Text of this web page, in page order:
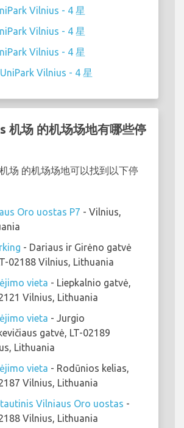
Vilnius - 4 星
Vilnius - 4 星
Vilnius - 4 星
UniPark Vilnius - 4 星
机场 的机场场地有哪些停
场 的机场场地可以找到以下停
Oro uostas P7 - Vilnius,
- Dariaus ir Girėno gatvė
02188 Vilnius, Lithuania
vieta - Liepkalnio gatvė,
Vilnius, Lithuania
vieta - Jurgio
gatvė, LT-02189
Lithuania
vieta - Rodūnios kelias,
Vilnius, Lithuania
Vilniaus Oro uostas -
Vilnius, Lithuania